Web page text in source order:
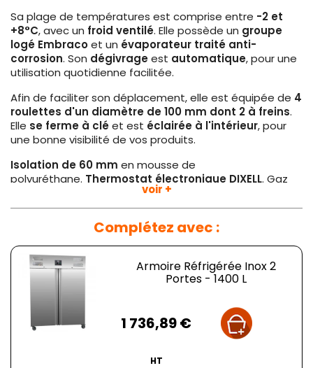
Sa plage de températures est comprise entre -2 et
+8°C, avec un froid ventilé. Elle possède un groupe
logé Embracoet un évaporateur traité anti-
corrosion. Son dégivrageest automatique, pour une
utilisation quotidienne facilitée.
Afin de faciliter son déplacement, elle est équipée de 4
roulettes d'un diamètre de 100 mm dont 2 à freins.
Elle se ferme à cléet est éclairée à l'intérieur, pour
une bonne visibilité de vos produits.
Isolation de 60 mm en mousse de
polyuréthane. Thermostat électronique DIXELL. Gaz
Matière :Acier Inox
Capacité :1400 litres
Alimentation :
Puissance: 530 W
Gaz réfrigérant
Dimensions
: L 1480 x P 810 x H 2010 mm
Poids: 198 kg
voir +
Complétez avec :
Armoire Réfrigérée Inox 2
Portes - 1400 L
1 736,89 €
HT